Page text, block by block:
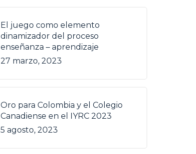
El juego como elemento
dinamizador del proceso
enseñanza – aprendizaje
27 marzo, 2023
Oro para Colombia y el Colegio
Canadiense en el IYRC 2023
5 agosto, 2023